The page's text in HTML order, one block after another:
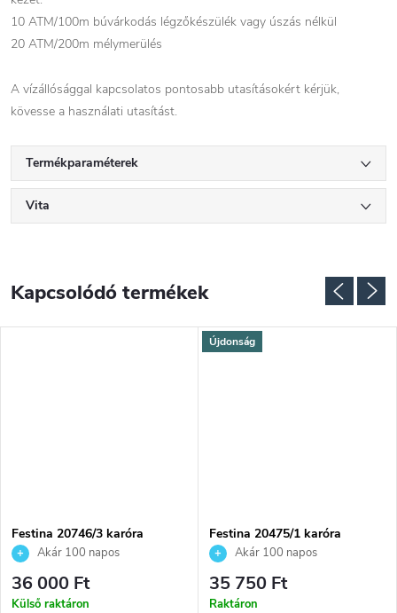
10 ATM/100m búvárkodás légzőkészülék vagy úszás nélkül
20 ATM/200m mélymerülés
A vízállósággal kapcsolatos pontosabb utasításokért kérjük,
kövesse a használati utasítást.
Termékparaméterek
Vita
Kapcsolódó termékek
Festina 20746/3 karóra
Akár 100 napos
visszaküldési lehetőség. Hivatalos
márkakereskedő.
36 000 Ft
Külső raktáron
Újdonság
Festina 20475/1 karóra
Akár 100 napos
visszaküldési lehetőség. Hivatalos
márkakereskedő.
35 750 Ft
Raktáron